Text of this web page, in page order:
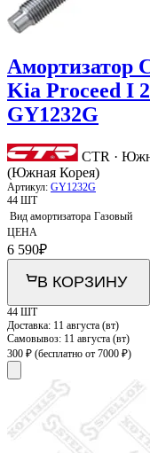
Амортизатор
Kia Proceed I
GY1232G
CTR ·
(Южная Корея)
Артикул: GY1232G
44 ШТ
Вид амортизатора Газовый
ЦЕНА
6 590₽
В КОРЗИНУ
44 ШТ
Доставка: 11 августа (вт)
Самовывоз: 11 августа (вт)
300 ₽ (бесплатно от 7000 ₽)